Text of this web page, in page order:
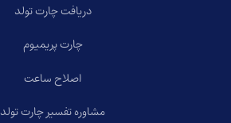
دریافت چارت تولد
چارت پریمیوم
اصلاح ساعت
مشاوره تفسیر چارت تولد